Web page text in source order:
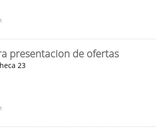
presentacion de ofertas
23